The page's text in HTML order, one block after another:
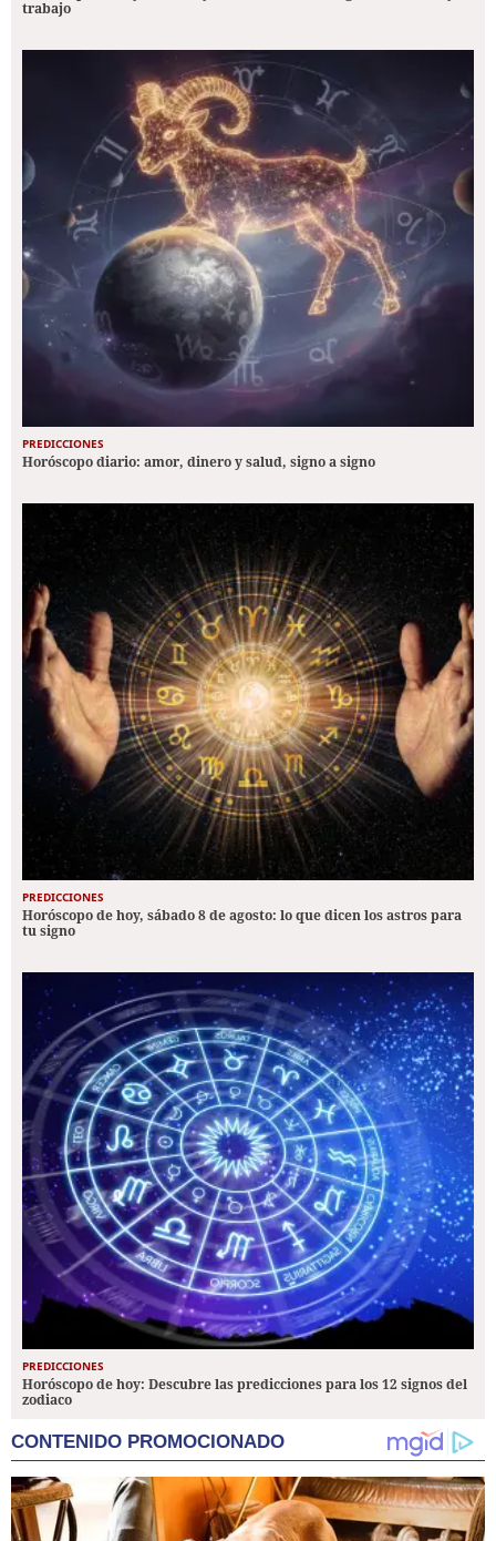
trabajo
PREDICCIONES
Horóscopo diario: amor, dinero y salud, signo a signo
PREDICCIONES
Horóscopo de hoy, sábado 8 de agosto: lo que dicen los astros para
tu signo
PREDICCIONES
Horóscopo de hoy: Descubre las predicciones para los 12 signos del
zodiaco
CONTENIDO PROMOCIONADO